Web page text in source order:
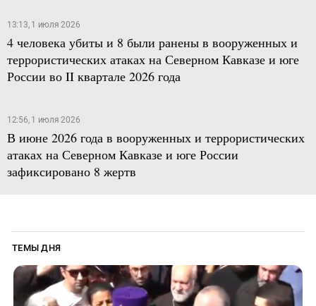
13:13, 1 июля 2026
4 человека убиты и 8 были ранены в вооруженных и
террористических атаках на Северном Кавказе и юге
России во II квартале 2026 года
12:56, 1 июля 2026
В июне 2026 года в вооруженных и террористических
атаках на Северном Кавказе и юге России
зафиксировано 8 жертв
ТЕМЫ ДНЯ